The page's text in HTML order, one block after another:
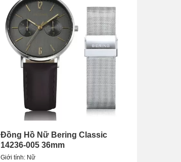
Đồng Hồ Nữ Bering Classic
14236-005 36mm
Giới tính: Nữ